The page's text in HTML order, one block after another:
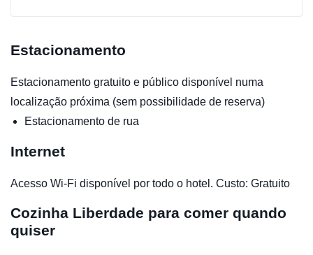
Estacionamento
Estacionamento gratuito e público disponível numa
localização próxima (sem possibilidade de reserva)
Estacionamento de rua
Internet
Acesso Wi-Fi disponível por todo o hotel. Custo: Gratuito
Cozinha Liberdade para comer quando
quiser